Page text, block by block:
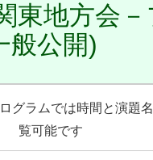
東地方会－
般公開)
グラムでは時間と演題
覧可能です